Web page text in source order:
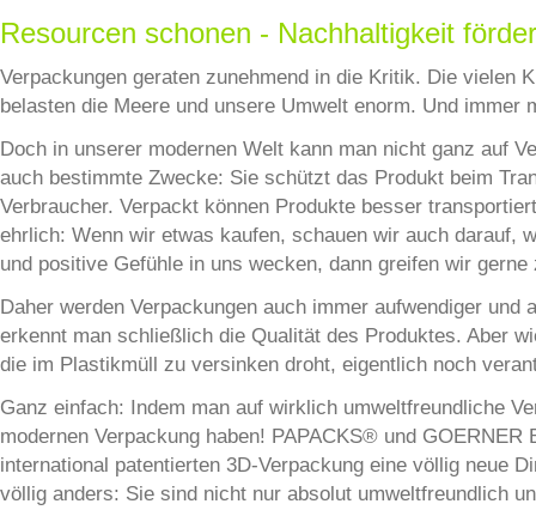
Resourcen schonen - Nachhaltigkeit
Verpackungen geraten zunehmend in die Kritik. Die vielen
belasten die Meere und unsere Umwelt enorm. Und
Doch in unserer modernen Welt kann man nicht ganz auf
auch bestimmte Zwecke: Sie schützt das Produkt beim
Verbraucher. Verpackt können Produkte besser
ehrlich: Wenn wir etwas kaufen, schauen wir auch darauf,
und positive Gefühle in uns wecken, dann greifen wir gerne
Daher werden Verpackungen auch immer aufwendiger
erkennt man schließlich die Qualität des Produktes. Aber
die im Plastikmüll zu versinken droht, eigentlich noch
Ganz einfach: Indem man auf wirklich umweltfreundliche
modernen Verpackung haben! PAPACKS® und
international patentierten 3D-Verpackung eine völlig neue
völlig anders: Sie sind nicht nur absolut umweltfreundlich